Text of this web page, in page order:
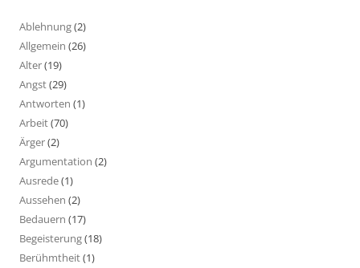
Ablehnung(2)
Allgemein (26)
Alter(19)
Angst(29)
Antworten (1)
Arbeit(70)
Ärger(2)
Argumentation (2)
Ausrede(1)
Aussehen (2)
Bedauern (17)
Begeisterung(18)
Berühmtheit(1)